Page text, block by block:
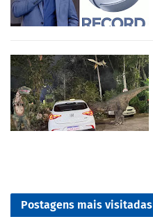
Postagens mais visitadas